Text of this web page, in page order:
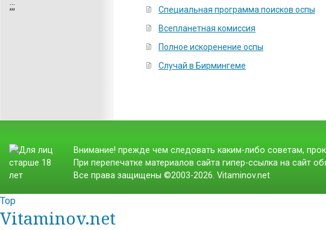
;;;
Cпециальная программа поисков оспы
Всепланетная комиссия
Полное искоренение оспы
Случай в Бирмингеме
Внимание! прежде чем следовать каким-либо советам,
При перепечатке материалов сайта гипер-ссылка на сайт
Все права защищены ©2003-2026. Vitaminov.net
Top
Vitaminov.net